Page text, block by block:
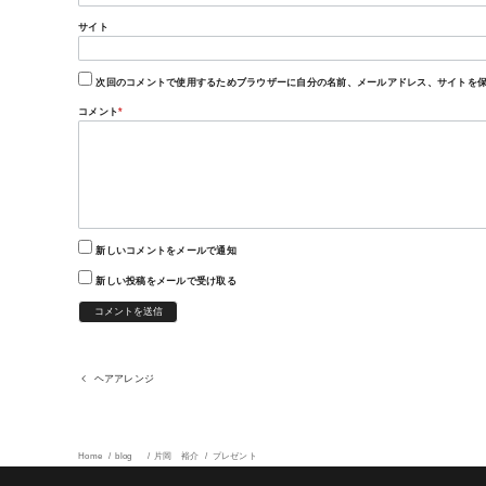
サイト
次回のコメントで使用するためブラウザーに自分の名前、メールアドレス、サイトを保
コメント*
新しいコメントをメールで通知
新しい投稿をメールで受け取る
ヘアアレンジ
Home blog 片岡 裕介 プレゼント